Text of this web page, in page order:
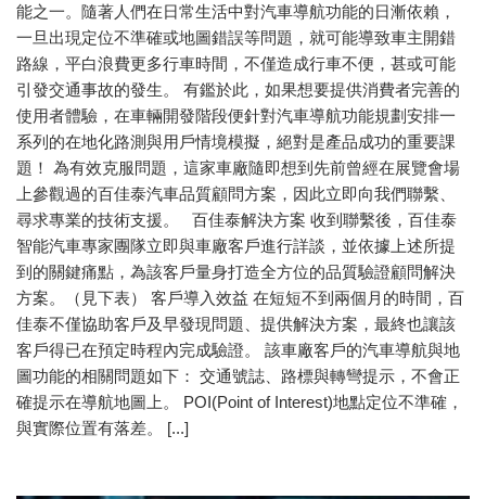
能之一。隨著人們在日常生活中對汽車導航功能的日漸依賴，
一旦出現定位不準確或地圖錯誤等問題，就可能導致車主開錯
路線，平白浪費更多行車時間，不僅造成行車不便，甚或可能
引發交通事故的發生。 有鑑於此，如果想要提供消費者完善的
使用者體驗，在車輛開發階段便針對汽車導航功能規劃安排一
系列的在地化路測與用戶情境模擬，絕對是產品成功的重要課
題！ 為有效克服問題，這家車廠隨即想到先前曾經在展覽會場
上參觀過的百佳泰汽車品質顧問方案，因此立即向我們聯繫、
尋求專業的技術支援。 百佳泰解決方案 收到聯繫後，百佳泰
智能汽車專家團隊立即與車廠客戶進行詳談，並依據上述所提
到的關鍵痛點，為該客戶量身打造全方位的品質驗證顧問解決
方案。（見下表） 客戶導入效益 在短短不到兩個月的時間，百
佳泰不僅協助客戶及早發現問題、提供解決方案，最終也讓該
客戶得已在預定時程內完成驗證。 該車廠客戶的汽車導航與地
圖功能的相關問題如下： 交通號誌、路標與轉彎提示，不會正
確提示在導航地圖上。 POI(Point of Interest)地點定位不準確，
與實際位置有落差。 [...]